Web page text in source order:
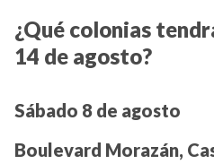
¿Qué colonias
14 de agosto?
Sábado 8 de agosto
Boulevard Morazán,